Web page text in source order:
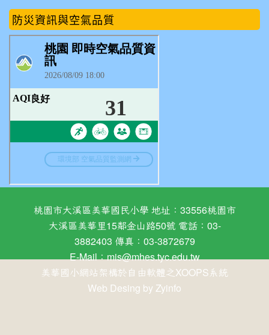
防災資訊與空氣品質
桃園市大溪區美華國民小學 地址：33556桃園市
大溪區美華里15鄰金山路50號 電話：03-
3882403 傳真：03-3872679
E-Mail：mis@mhes.tyc.edu.tw
美華國小網站架構於自由軟體之XOOPS系統
Web Desing by Zyinfo